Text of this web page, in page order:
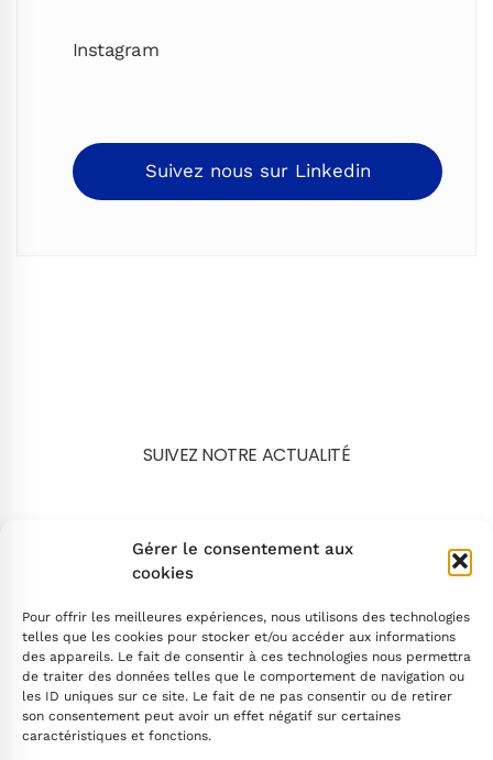
Gérer le consentement aux
cookies
Pour offrir les meilleures expériences, nous utilisons des technologies
telles que les cookies pour stocker et/ou accéder aux informations
des appareils. Le fait de consentir à ces technologies nous permettra
de traiter des données telles que le comportement de navigation ou
les ID uniques sur ce site. Le fait de ne pas consentir ou de retirer
son consentement peut avoir un effet négatif sur certaines
caractéristiques et fonctions.
Instagram
Suivez nous sur Linkedin
SUIVEZ NOTRE ACTUALITÉ
INSCRIVEZ-VOUS